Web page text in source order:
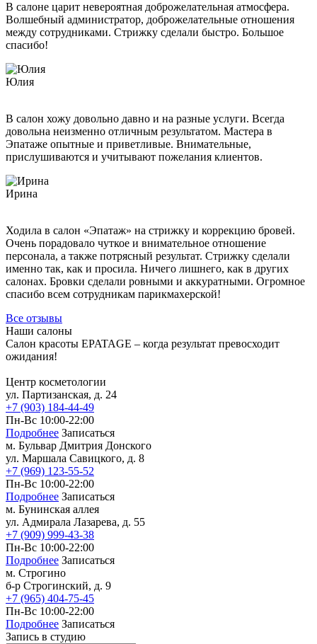
Мезотерапия лица
Контурная пластика лица филлерами
Биоревитализация губ
Биоревитализация рук
Биоревитализация шеи
Эпиляция
Восковая депиляция
Электроэпиляция
Эпиляция глубокого бикини
Лазерная эпиляция
Лазерная эпиляция живота
Ресницы
В салоне царит невероятная доброжелательная атмосфера.
Волшебный администратор, доброжелательные отношения
между сотрудниками. Стрижку сделали быстро. Большое
спасибо!
Юлия
В салон хожу довольно давно и на разные услуги. Всегда
довольна неизменно отличным результатом. Мастера в
Эпатаже опытные и приветливые. Внимательные,
прислушиваются и учитывают пожелания клиентов.
Ирина
Ходила в салон «Эпатаж» на стрижку и коррекцию бровей.
Очень порадовало чуткое и внимательное отношение
персонала, а также потрясный результат. Стрижку сделали
именно так, как и просила. Ничего лишнего, как в других
салонах. Бровки сделали ровными и аккуратными. Огромное
спасибо всем сотрудникам парикмахерской!
Все отзывы
Наши салоны
Салон красоты EPATAGE – когда результат превосходит
ожидания!
Центр косметологии
ул. Партизанская, д. 24
+7 (903) 184-44-49
Пн-Вс 10:00-22:00
Подробнее Записаться
м. Бульвар Дмитрия Донского
ул. Маршала Савицкого, д. 8
+7 (969) 123-55-52
Пн-Вс 10:00-22:00
Подробнее Записаться
м. Бунинская аллея
ул. Адмирала Лазарева, д. 55
+7 (909) 999-43-38
Пн-Вс 10:00-22:00
Подробнее Записаться
м. Строгино
б-р Строгинский, д. 9
+7 (965) 404-75-45
Пн-Вс 10:00-22:00
Подробнее Записаться
Запись в студию